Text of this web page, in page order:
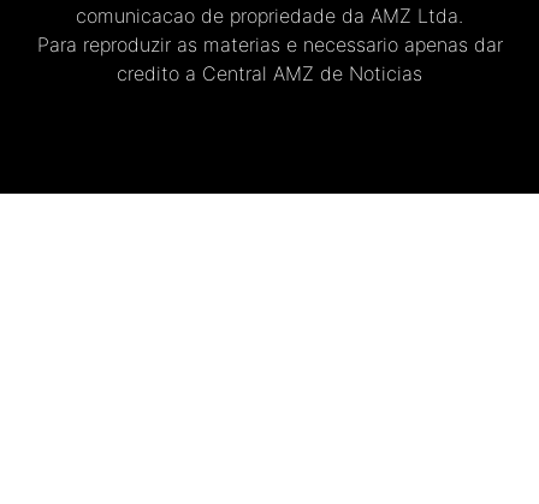
comunicacao de propriedade da AMZ Ltda.
Para reproduzir as materias e necessario apenas dar
credito a Central AMZ de Noticias